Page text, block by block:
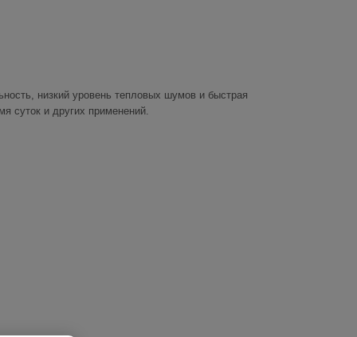
низкий уровень тепловых шумов и быстрая
суток и других применений.